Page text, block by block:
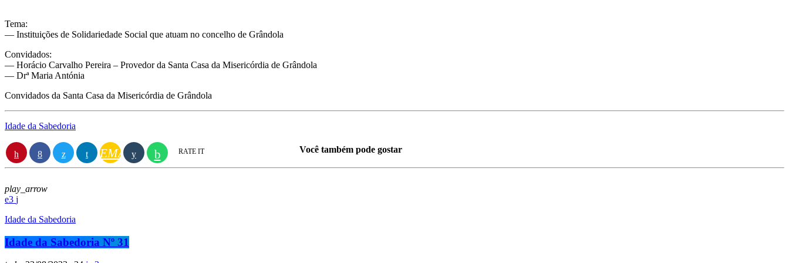
Tema:
— Instituições de Solidariedade Social que atuam no concelho de Grândola
Convidados:
— Horácio Carvalho Pereira – Provedor da Santa Casa da Misericórdia de Grândola
— Drª Maria Antónia
Convidados da Santa Casa da Misericórdia de Grândola
Idade da Sabedoria
EMAIL RATE IT Você também pode gostar
play_arrow
3
Idade da Sabedoria
Idade da Sabedoria Nº 31